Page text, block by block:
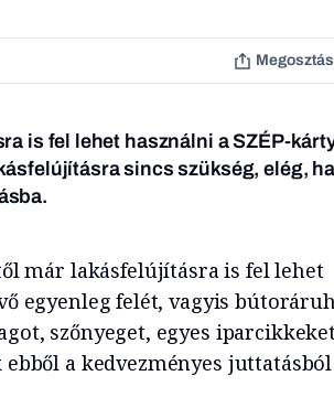
Megosztás
is fel lehet használni a SZÉP-
sincs szükség, elég,
már lakásfelújításra is fel lehet
egyenleg felét, vagyis
szőnyeget, egyes
a kedvezményes juttatásból